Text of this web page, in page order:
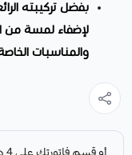
بفضل تركيبته
لإضفاء لمسة من
والمناسبات